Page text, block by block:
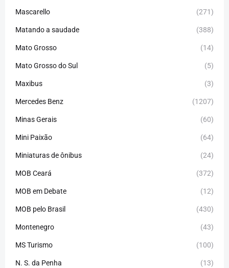
Mascarello (271)
Matando a saudade (388)
Mato Grosso (14)
Mato Grosso do Sul (5)
Maxibus (3)
Mercedes Benz (1207)
Minas Gerais (60)
Mini Paixão (64)
Miniaturas de ônibus (24)
MOB Ceará (372)
MOB em Debate (12)
MOB pelo Brasil (430)
Montenegro (43)
MS Turismo (100)
N. S. da Penha (13)